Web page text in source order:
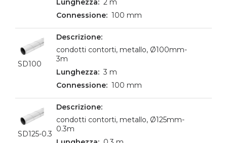
2 m
100 mm
SD100
condotti contorti, metallo, Ø100mm-
3m
3 m
100 mm
SD125-0.3
condotti contorti, metallo, Ø125mm-
0.3m